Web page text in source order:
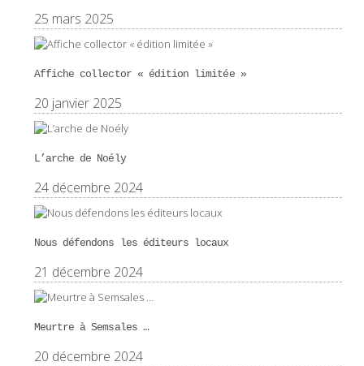
25 mars 2025
Affiche collector « édition limitée »
20 janvier 2025
L’arche de Noély
24 décembre 2024
Nous défendons les éditeurs locaux
21 décembre 2024
Meurtre à Semsales …
20 décembre 2024